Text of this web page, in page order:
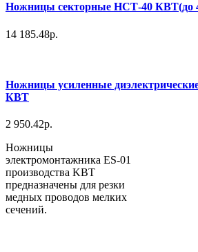
Ножницы секторные НСТ-40 КВТ(до
14 185.48р.
Ножницы усиленные
КВТ
2 950.42р.
Ножницы
электромонтажника ES-01
производства KBT
предназначены для резки
медных проводов мелких
сечений.